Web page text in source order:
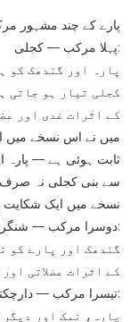
پارے کے چند مشہور
پہلا مرکب — کجلی:
پارہ اور گندھک کو
کجلی تیار ہو جاتی
کے اثرات غدی اور
میں نے اس نسخے میں
ثابت ہوئی ہے —
سے بنی کجلی نہ صرف
نسخے میں ایک شکایت
دوسرا مرکب — شنگرف:
گندھک اور پارے کو
کے اثرات عضلاتی
تیسرا مرکب — دارچکتا:
پارہ، نمک اور